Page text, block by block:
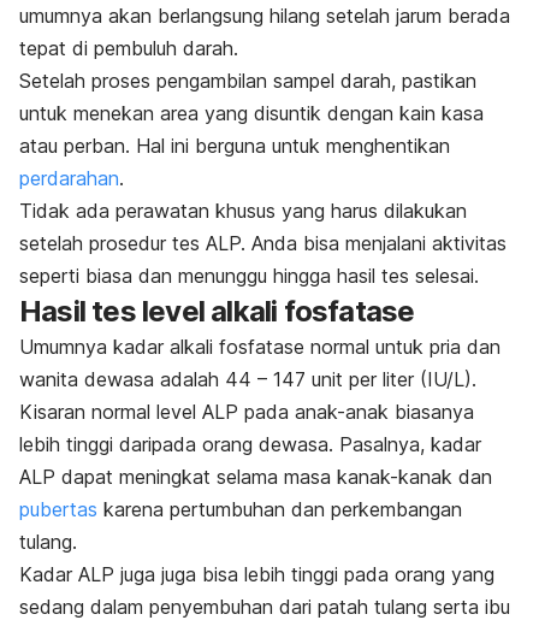
umumnya akan berlangsung hilang setelah jarum berada
tepat di pembuluh darah.
Setelah proses pengambilan sampel darah, pastikan
untuk menekan area yang disuntik dengan kain kasa
atau perban. Hal ini berguna untuk menghentikan
perdarahan.
Tidak ada perawatan khusus yang harus dilakukan
setelah prosedur tes ALP. Anda bisa menjalani aktivitas
seperti biasa dan menunggu hingga hasil tes selesai.
Hasil tes level alkali fosfatase
Umumnya kadar alkali fosfatase normal untuk pria dan
wanita dewasa adalah 44 – 147 unit per liter (IU/L).
Kisaran normal level ALP pada anak-anak biasanya
lebih tinggi daripada orang dewasa. Pasalnya, kadar
ALP dapat meningkat selama masa kanak-kanak dan
pubertas karena pertumbuhan dan perkembangan
tulang.
Kadar ALP juga juga bisa lebih tinggi pada orang yang
sedang dalam penyembuhan dari patah tulang serta ibu